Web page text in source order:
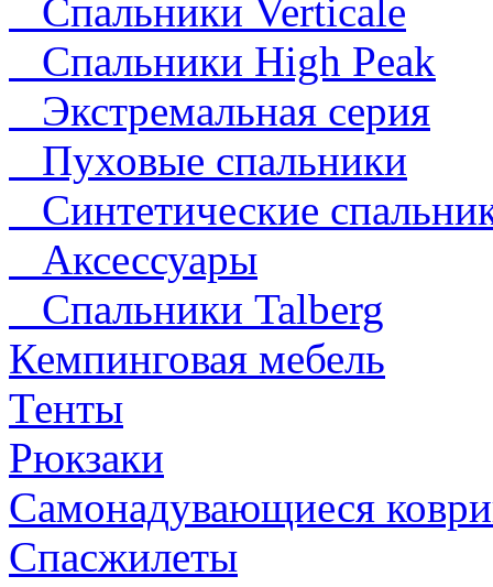
Спальники Verticale
Спальники High Peak
Экстремальная серия
Пуховые спальники
Синтетические
Аксессуары
Спальники Talberg
Кемпинговая мебель
Тенты
Рюкзаки
Самонадувающиеся
Спасжилеты